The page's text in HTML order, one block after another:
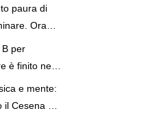
paura di
Ora
per
è finito nel
e mente:
Cesena dei